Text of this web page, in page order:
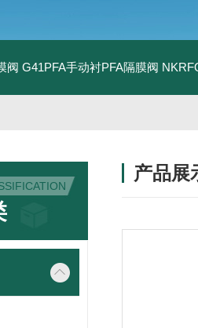
阀 G41PFA手动衬PFA隔膜阀
产品展